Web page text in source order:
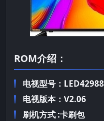
ROM介绍：
电视型号：LED42988
电视版本：V2.06
刷机方式 :卡刷包